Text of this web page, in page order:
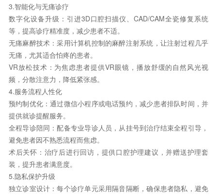
3.智能化与无痛诊疗
数字化设备升级：引进3D口腔扫描仪、CAD/CAM全瓷修复系统
等，提高诊疗精准度，减少患者不适。
无痛麻醉技术：采用计算机控制的麻醉注射系统，让注射过程几乎
无痛，尤其适合怕疼的患者。
VR放松技术：为焦虑患者提供VR眼镜，播放舒缓的自然风光视
频，分散注意力，降低紧张感。
4.服务流程人性化
预约制优化：通过微信小程序或电话预约，减少患者排队时间，并
提供就诊提醒服务。
全程导诊陪同：配备专业导诊人员，从挂号到治疗结束全程引导，
避免患者因不熟悉流程而焦虑。
术后关怀：治疗后进行回访，提供口腔护理建议，并赠送护理套
装，提升患者满意度。
5.隐私保护升级
独立诊室设计：每个诊疗单元采用隔音隔断，确保患者隐私，避免